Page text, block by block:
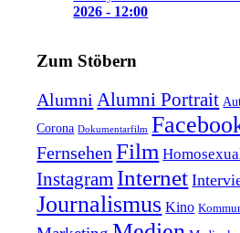
2026 - 12:00
Zum Stöbern
Alumni Alumni Portrait
Corona Dokumentarfilm
Fernsehen Film
Instagram Internet
Journalismus Kino